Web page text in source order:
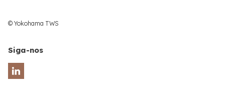
© Yokohama TWS
Siga-nos